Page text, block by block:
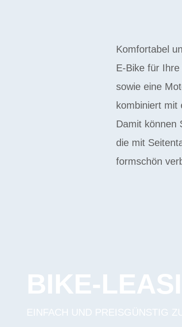
Komfortabel
E-Bike für
sowie eine
kombiniert mit
Damit können
die mit
formschön
BIKE-
EINFACH UND PREISGÜNSTIG